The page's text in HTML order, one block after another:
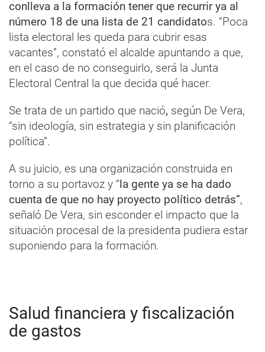
conlleva a la formación tener que recurrir ya al
número 18 de una lista de 21 candidatos. “Poca
lista electoral les queda para cubrir esas
vacantes”, constató el alcalde apuntando a que,
en el caso de no conseguirlo, será la Junta
Electoral Central la que decida qué hacer.
Se trata de un partido que nació, según De Vera,
“sin ideología, sin estrategia y sin planificación
política”.
A su juicio, es una organización construida en
torno a su portavoz y “la gente ya se ha dado
cuenta de que no hay proyecto político detrás”,
señaló De Vera, sin esconder el impacto que la
situación procesal de la presidenta pudiera estar
suponiendo para la formación.
Salud financiera y fiscalización
de gastos